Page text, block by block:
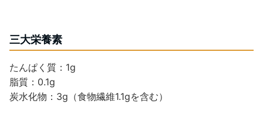
三大栄養素
たんぱく質：1g
脂質：0.1g
炭水化物：3g（食物繊維1.1gを含む）